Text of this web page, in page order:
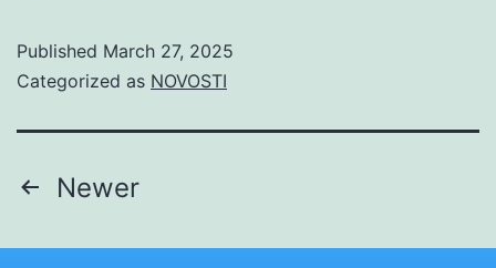
Published March 27, 2025
Categorized as NOVOSTI
Newer